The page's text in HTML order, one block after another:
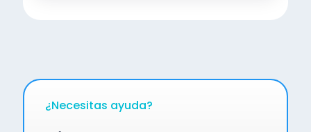
¿Necesitas ayuda?